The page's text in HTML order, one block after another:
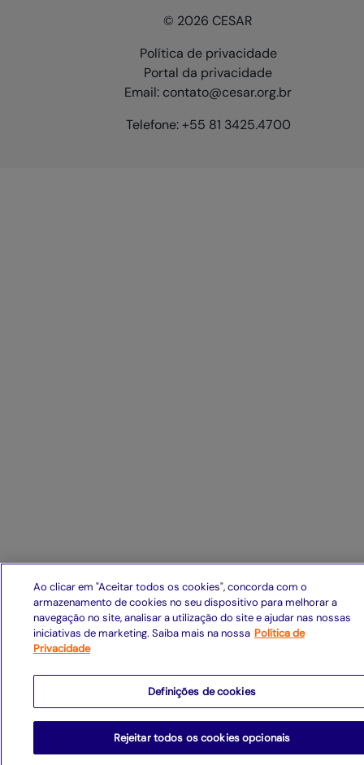
© 2026 CESAR
Política de privacidade
Portal da privacidade
Email: contato@cesar.org.br
Telefone: +55 81 3425.4700
Ao clicar em "Aceitar todos os cookies", concorda com o
armazenamento de cookies no seu dispositivo para melhorar a
navegação no site, analisar a utilização do site e ajudar nas nossas
iniciativas de marketing. Saiba mais na nossa Política de
Privacidade
Definições de cookies
Rejeitar todos os cookies opcionais